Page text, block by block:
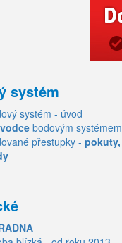
systém
systém - úvod
bodovým systémem
přestupky - pokuty,